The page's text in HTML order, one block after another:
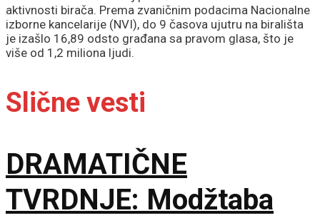
aktivnosti birača. Prema zvaničnim podacima Nacionalne
izborne kancelarije (NVI), do 9 časova ujutru na birališta
je izašlo 16,89 odsto građana sa pravom glasa, što je
više od 1,2 miliona ljudi.
Slične vesti
DRAMATIČNE
TVRDNJE: Modžtaba